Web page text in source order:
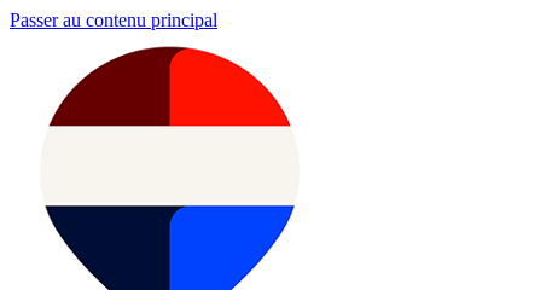
Passer au contenu principal